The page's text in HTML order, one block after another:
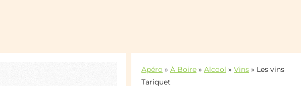
Apéro » À Boire » Alcool » Vins » Les vins
Tariquet